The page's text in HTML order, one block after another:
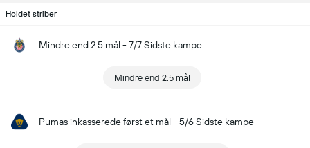
Holdet striber
Mindre end 2.5 mål - 7/7 Sidste kampe
Mindre end 2.5 mål
Pumas inkasserede først et mål - 5/6 Sidste kampe